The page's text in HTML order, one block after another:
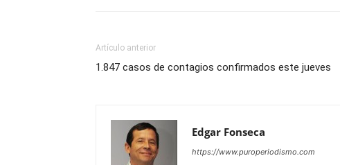
Artículo anterior
1.847 casos de contagios confirmados este jueves
Edgar Fonseca
https://www.puroperiodismo.com